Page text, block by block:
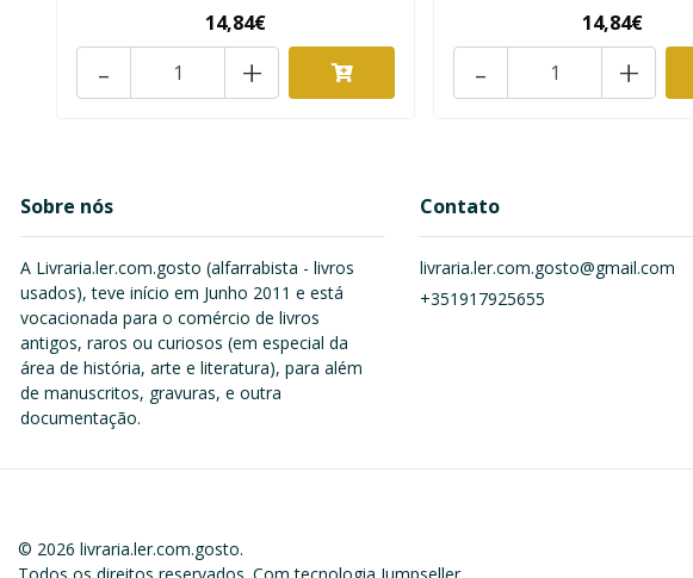
14,84€
+
-
14,84€
+
-
Sobre nós
A Livraria.ler.com.gosto (alfarrabista - livros
usados), teve início em Junho 2011 e está
vocacionada para o comércio de livros
antigos, raros ou curiosos (em especial da
área de história, arte e literatura), para além
de manuscritos, gravuras, e outra
documentação.
Contato
livraria.ler.com.gosto@gmail.com
+351917925655
© 2026 livraria.ler.com.gosto.